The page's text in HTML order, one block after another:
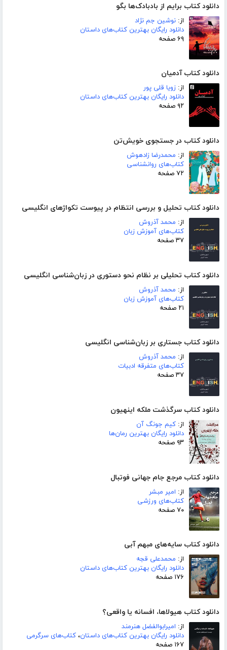
دانلود کتاب برایم از بادبادک‌ها بگو
از: نوشین جم نژاد
دانلود رایگان بهترین کتاب‌های داستان
۶۹ صفحه
دانلود کتاب آدمیان
از: زویا قلی پور
دانلود رایگان بهترین کتاب‌های داستان
۹۲ صفحه
دانلود کتاب در جستجوی خویش‌تن
از: محمدرضا زادهوش
کتاب‌های روانشناسی
۷۲ صفحه
دانلود کتاب تحلیل و بررسی انتظام در پیوست تکواژهای انگلیسی
از: محمد آذروش
کتاب‌های آموزش زبان
۳۷ صفحه
دانلود کتاب تحلیلی بر نظام نحو دستوری در زبان‌شناسی انگلیسی
از: محمد آذروش
کتاب‌های آموزش زبان
۲۱ صفحه
دانلود کتاب جستاری بر زبان‌شناسی انگلیسی
از: محمد آذروش
کتاب‌های متفرقه ادبیات
۳۷ صفحه
دانلود کتاب سرگذشت ملکه اینهیون
از: کیم جونگ آن
دانلود رایگان بهترین رمان‌ها
۹۳ صفحه
دانلود کتاب مرجع جام جهانی فوتبال
از: امیر مبشر
کتاب‌های ورزشی
۷۰ صفحه
دانلود کتاب سایه‌های مبهم آبی
از: محمدعلی قجه
دانلود رایگان بهترین کتاب‌های داستان
۱۷۶ صفحه
دانلود کتاب هیولاها، افسانه یا واقعی؟
از: امیرابوالفضل هنرمند
دانلود رایگان بهترین کتاب‌های داستان، کتاب‌های سرگرمی
۱۶۷ صفحه